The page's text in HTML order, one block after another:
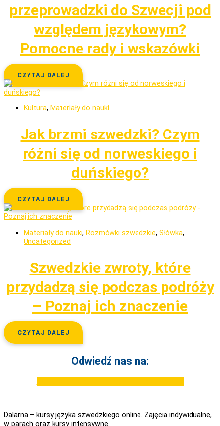
przeprowadzki do Szwecji pod
względem językowym?
Pomocne rady i wskazówki
CZYTAJ DALEJ
Kultura, Materiały do nauki
Jak brzmi szwedzki? Czym
różni się od norweskiego i
duńskiego?
CZYTAJ DALEJ
Materiały do nauki, Rozmówki szwedzkie, Słówka,
Uncategorized
Szwedzkie zwroty, które
przydadzą się podczas podróży
– Poznaj ich znaczenie
CZYTAJ DALEJ
Odwiedź nas na:
Dalarna – kursy języka szwedzkiego online. Zajęcia indywidualne,
w parach oraz kursy intensywne.